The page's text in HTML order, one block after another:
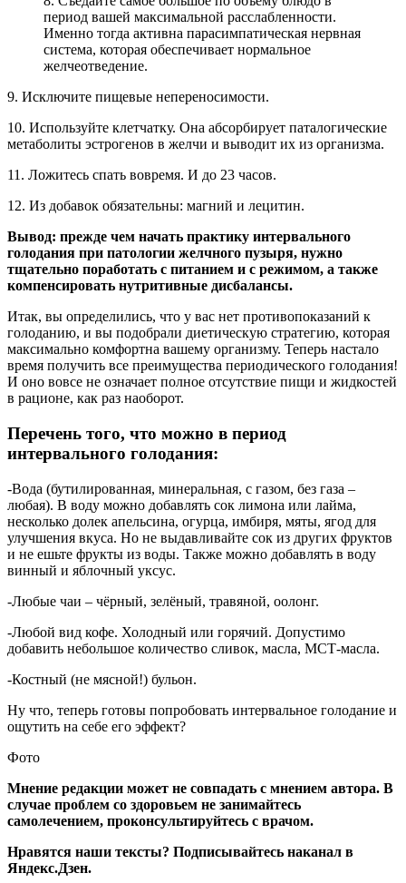
период вашей максимальной расслабленности.
Именно тогда активна парасимпатическая нервная
система, которая обеспечивает нормальное
желчеотведение.
9. Исключите пищевые непереносимости.
10. Используйте клетчатку. Она абсорбирует паталогические
метаболиты эстрогенов в желчи и выводит их из организма.
11. Ложитесь спать вовремя. И до 23 часов.
12. Из добавок обязательны: магний и лецитин.
Вывод: прежде чем начать практику интервального
голодания при патологии желчного пузыря, нужно
тщательно поработать с питанием и с режимом, а также
компенсировать нутритивные дисбалансы.
Итак, вы определились, что у вас нет противопоказаний к
голоданию, и вы подобрали диетическую стратегию, которая
максимально комфортна вашему организму. Теперь настало
время получить все преимущества периодического голодания!
И оно вовсе не означает полное отсутствие пищи и жидкостей
в рационе, как раз наоборот.
Перечень того, что можно в период
интервального голодания:
-Вода (бутилированная, минеральная, с газом, без газа –
любая). В воду можно добавлять сок лимона или лайма,
несколько долек апельсина, огурца, имбиря, мяты, ягод для
улучшения вкуса. Но не выдавливайте сок из других фруктов
и не ешьте фрукты из воды. Также можно добавлять в воду
винный и яблочный уксус.
-Любые чаи – чёрный, зелёный, травяной, оолонг.
-Любой вид кофе. Холодный или горячий. Допустимо
добавить небольшое количество сливок, масла, МСТ-масла.
-Костный (не мясной!) бульон.
Ну что, теперь готовы попробовать интервальное голодание и
ощутить на себе его эффект?
Фото
Мнение редакции может не совпадать с мнением автора. В
случае проблем со здоровьем не занимайтесь
самолечением, проконсультируйтесь с врачом.
Нравятся наши тексты? Подписывайтесь наканал в
Яндекс.Дзен.